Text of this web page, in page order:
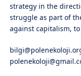
strategy in the
struggle as part of
against capitalism,